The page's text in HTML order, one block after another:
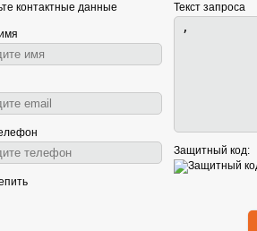
контактные данные Текст запроса
Защитный код: